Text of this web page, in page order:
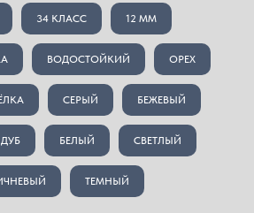
34 КЛАСС 12 MM
ВОДОСТОЙКИЙ ОРЕХ
СЕРЫЙ БЕЖЕВЫЙ
БЕЛЫЙ СВЕТЛЫЙ
ТЕМНЫЙ